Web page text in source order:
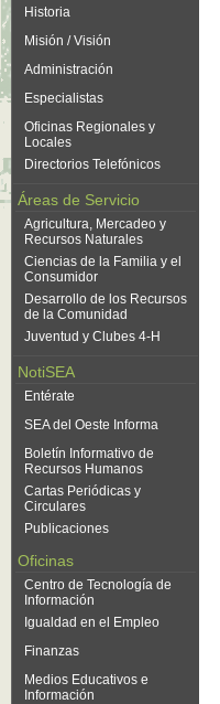
Historia
Misión / Visión
Administración
Especialistas
Oficinas Regionales y
Locales
Directorios Telefónicos
Áreas de Servicio
Agricultura, Mercadeo y
Recursos Naturales
Ciencias de la Familia y el
Consumidor
Desarrollo de los Recursos
de la Comunidad
Juventud y Clubes 4-H
NotiSEA
Entérate
SEA del Oeste Informa
Boletín Informativo de
Recursos Humanos
Cartas Periódicas y
Circulares
Publicaciones
Oficinas
Centro de Tecnología de
Información
Igualdad en el Empleo
Finanzas
Medios Educativos e
Información